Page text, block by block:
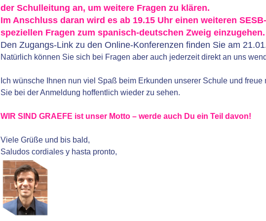
der Schulleitung an, um weitere Fragen zu klären.
Im Anschluss daran wird es ab 19.15 Uhr einen weiteren
speziellen Fragen zum spanisch-deutschen Zweig einzugehen.
Den Zugangs-Link zu den Online-Konferenzen finden Sie am
Natürlich können Sie sich bei Fragen aber auch jederzeit direkt an uns
Ich wünsche Ihnen nun viel Spaß beim Erkunden unserer Schule und freue
Sie bei der Anmeldung hoffentlich wieder zu sehen.
WIR SIND GRAEFE ist unser Motto – werde auch Du ein Teil davon!
Viele Grüße und bis bald,
Saludos cordiales y hasta pronto,